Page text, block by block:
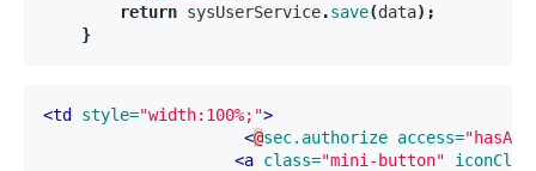
return sysUserService.save(data);
}
<td style="width:100%;">
<@sec.authorize access=
<a class="mini-button" iconCls=